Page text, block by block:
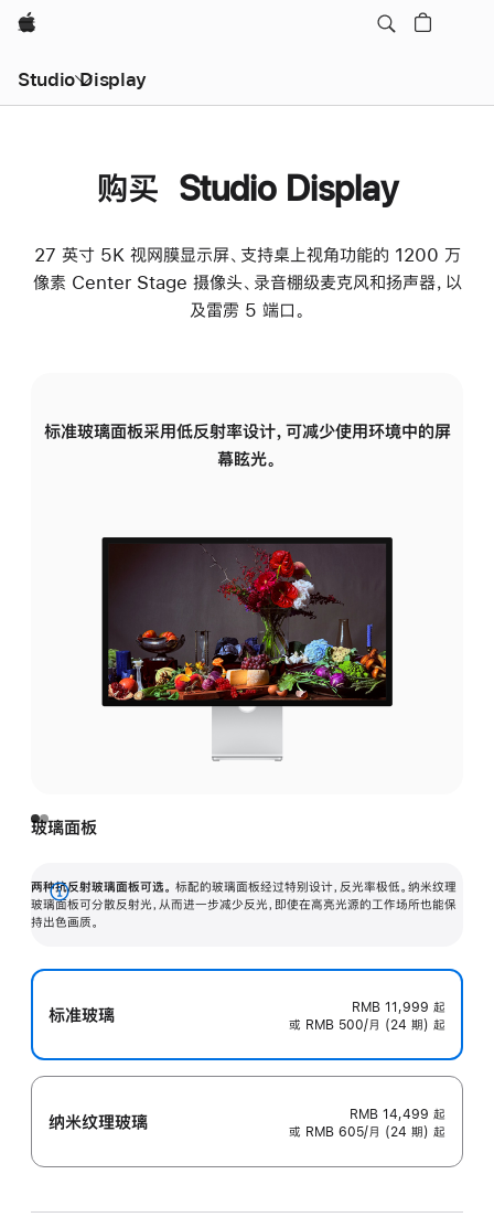
Apple
Studio Display
购买 Studio Display
27 英寸 5K 视网膜显示屏、支持桌上视角功能的 1200 万
像素 Center Stage 摄像头、录音棚级麦克风和扬声器，以
及雷雳 5 端口。
标准玻璃面板采用低反射率设计，可减少使用环境中的屏
幕眩光。
玻璃面板
两种抗反射玻璃面板可选。 标配的玻璃面板经过特别设计，反光率极低。纳米纹理
玻璃面板可分散反射光，从而进一步减少反光，即使在高亮光源的工作场所也能保
持出色画质。
展
开
标准玻璃 RMB 11,999 起
或 RMB 500/月 (24 期) 起
纳米纹理玻璃 RMB 14,499 起
或 RMB 605/月 (24 期) 起